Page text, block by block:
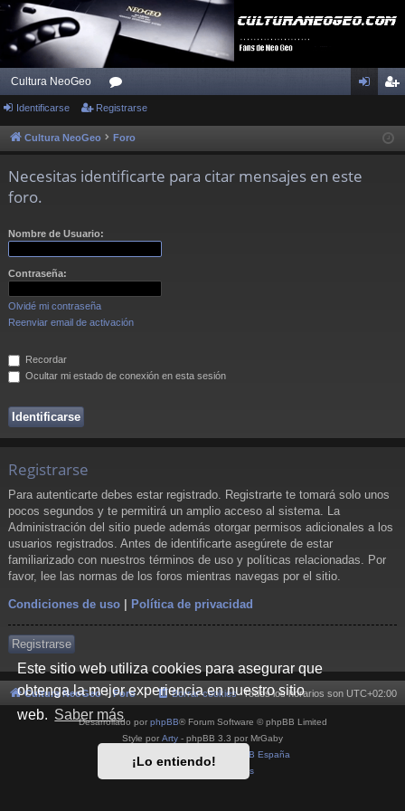
Este sitio web utiliza cookies para asegurar que
obtenga la mejor experiencia en nuestro sitio
web. Saber más
¡Lo entiendo!
Cultura NeoGeo
or
os ist
Identificarse Registrarse
Cultura NeoGeo Foro
Necesitas identificarte para citar mensajes en este
foro.
Nombre de Usuario:
Contraseña:
Olvidé mi contraseña
Reenviar email de activación
Recordar
Ocultar mi estado de conexión en esta sesión
Registrarse
Para autenticarte debes estar registrado. Registrarte te tomará solo unos
pocos segundos y te permitirá un amplio acceso al sistema. La
Administración del sitio puede además otorgar permisos adicionales a los
usuarios registrados. Antes de identificarte asegúrete de estar
familiarizado con nuestros términos de uso y políticas relacionadas. Por
favor, lee las normas de los foros mientras navegas por el sitio.
Condiciones de uso Política de privacidad
Registrarse
Cultura NeoGeo Foro Todos los horarios son UTC+02:00
Borrar cookies
Desarrollado por phpBB® Forum Software © phpBB Limited
Style por Arty - phpBB 3.3 por MrGaby
phpBB España
Condiciones